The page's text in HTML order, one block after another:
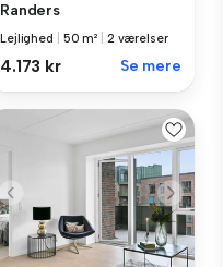
Randers
Lejlighed 50 m² 2 værelser
4.173 kr Se mere